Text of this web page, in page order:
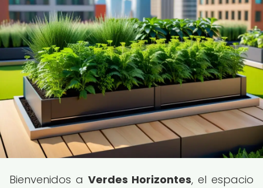
Bienvenidos a Verdes Horizontes, el espacio